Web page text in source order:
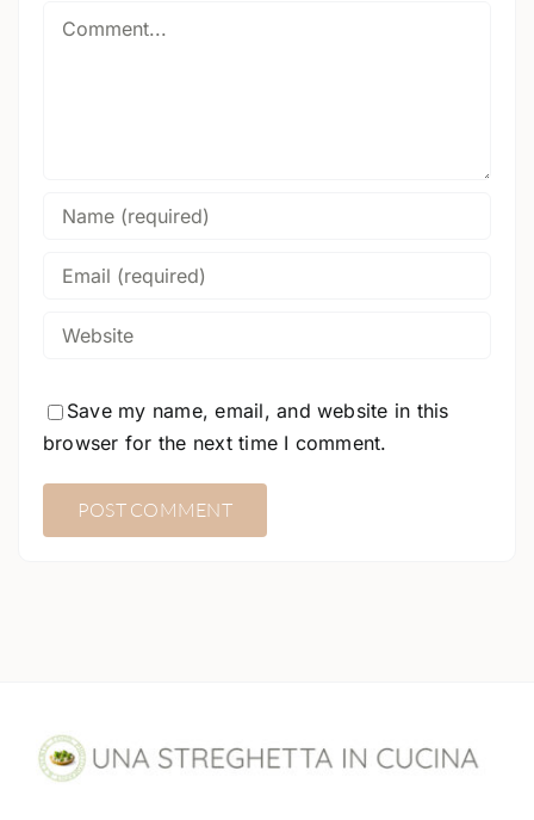
Save my name, email, and website in this
browser for the next time I comment.